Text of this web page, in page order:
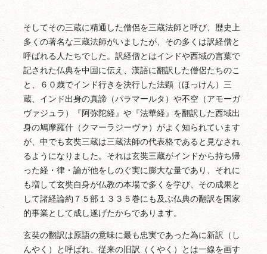
そしてその三蔵に精通した僧侶を三蔵法師と呼び、歴史上
多くの著名な三蔵法師がいましたが、その多くは訳経僧と
呼ばれる人たちでした。訳経僧とはインドや西域の言葉で
記された仏典を中国に伝え、漢語に翻訳した僧侶たちのこ
と、６０歳でインド行きを決行した法顕（ほっけん）三
蔵、インド出身の真諦（パラマールタ）や不空（アモーガ
ヴァジュラ）『阿弥陀経』や『法華経』を翻訳した西域出
身の鳩摩羅什（クマーラジーヴァ）がよく知られています
が、中でも玄奘三蔵は三蔵法師の代表格であると見なされ
るようになりました。それは玄奘三蔵がインドから持ち帰
った経・律・論が他をしのぐ実に膨大な量であり、それに
も増して玄奘自身が仏教の本場で多くを学び、その成果と
して諸経論約７５部１３３５巻にも及ぶ仏典の翻訳を国家
的事業として成し遂げたからであります。
玄奘の翻訳は原語の意味に最も忠実であった為に新訳（し
んやく）と呼ばれ、従来の旧訳（くやく）とは一線を画す